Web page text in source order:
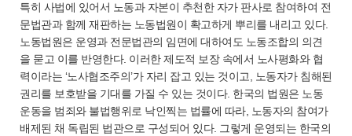
특히 사법에 있어서 노동과 자본이 추천한 자가 판사로 참여하여 전
문법관과 함께 재판하는 노동법원이 확고하게 뿌리를 내리고 있다.
노동법원은 운영과 전문법관의 임면에 대하여도 노동조합의 의견
을 묻고 이를 반영한다. 이러한 제도적 보장 속에서 노사평화와 협
력이라는 ‘노사협조주의’가 자리 잡고 있는 것이고, 노동자가 침해된
권리를 보호받을 기대를 가질 수 있는 것이다. 한국의 법원은 노동
운동을 범죄와 불법행위로 낙인찍는 법률에 따라, 노동자의 참여가
배제된 채 독립된 법관으로 구성되어 있다. 그렇게 운영되는 한국의